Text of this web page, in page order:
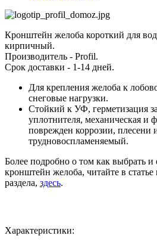
Кронштейн желоба короткий для
кирпичный.
Производитель - Profil.
Срок доставки - 1-14 дней.
Для крепления желоба к
снеговые нагрузки.
Стойкий к УФ, герметизация
уплотнителя, механическая и
поврежден коррозии, плесени
трудновоспламеняемый.
Более подробно о том как выбрать и
кронштейн желоба, читайте в
раздела, здесь.
Характеристики: